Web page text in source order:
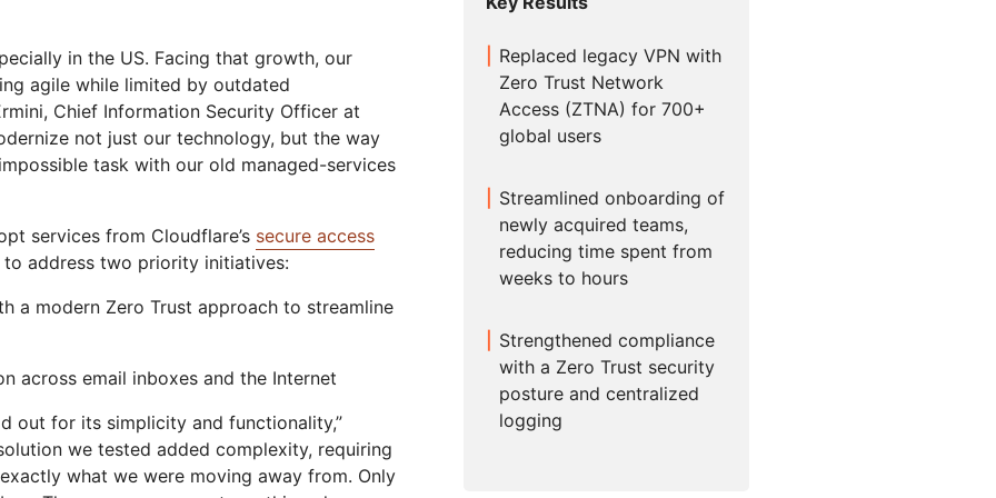
in the US. Facing that growth, our
agile while limited by outdated
Chief Information Security Officer at
not just our technology, but the way
task with our old managed-services
services from Cloudflare’s secure access
to address two priority initiatives:
a modern Zero Trust approach to streamline
across email inboxes and the Internet
out for its simplicity and functionality,”
we tested added complexity, requiring
what we were moving away from. Only
Replaced legacy VPN with
Zero Trust Network
Access (ZTNA) for 700+
global users
Streamlined onboarding of
newly acquired teams,
reducing time spent from
weeks to hours
Strengthened compliance
with a Zero Trust security
posture and centralized
logging